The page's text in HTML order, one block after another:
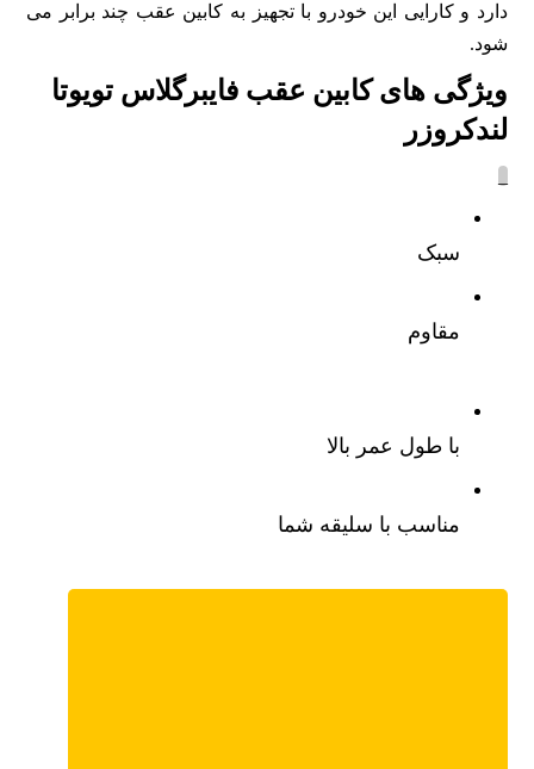
دارد و کارایی این خودرو با تجهیز به کابین عقب چند برابر می
شود.
ویژگی های کابین عقب فایبرگلاس تویوتا
لندکروزر
سبک
مقاوم
با طول عمر بالا
مناسب با سلیقه شما